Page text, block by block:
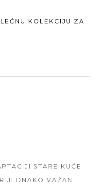
KOLEKCIJU ZA
STARE KUĆE
JEDNAKO VAŽAN